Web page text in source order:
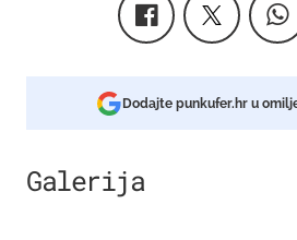
Dodajte punkufer.hr u
Galerija